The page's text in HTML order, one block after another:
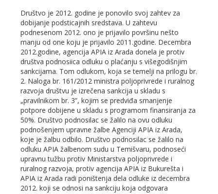
Društvo je 2012. godine je ponovilo svoj zahtev za
dobijanje podsticajnih sredstava. U zahtevu
podnesenom 2012. ono je prijavilo površinu nešto
manju od one koju je prijavilo 2011.godine. Decembra
2012.godine, agencija APIA iz Arada donela je protiv
društva podnosiica odluku o plaćanju s višegodišnjim
sankcijama. Tom odlukom, koja se temelji na prilogu br.
2. Naloga br. 161/2012 ministra poljoprivrede i ruralnog
razvoja društvu je izrečena sankcija u skladu s
„pravilnikom br. 3”, kojim se predviđa smanjenje
potpore dobijene u skladu s programom finansiranja za
50%. Društvo podnosilac se žalilo na ovu odluku
podnošenjem upravne žalbe Agenciji APIA iz Arada,
koje je žalbu odbilo. Društvo podnosilac se žalilo na
odluku APIA žalbenom sudu u Temišvaru, podnoseći
upravnu tužbu protiv Ministarstva poljoprivrede i
ruralnog razvoja, protiv agencija APIA iz Bukurešta i
APIA iz Arada radi poništenja dela odluke iz decembra
2012. koji se odnosi na sankciju koja odgovara